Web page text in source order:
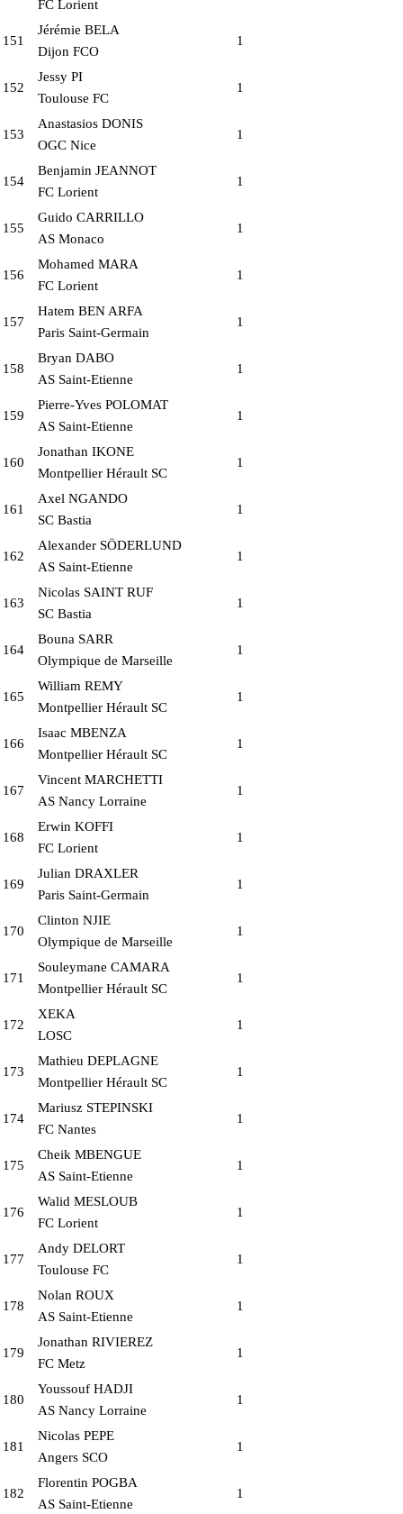
FC Lorient
151
Jérémie BELA
Dijon FCO
1
152
Jessy PI
Toulouse FC
1
153
Anastasios DONIS
OGC Nice
1
154
Benjamin JEANNOT
FC Lorient
1
155
Guido CARRILLO
AS Monaco
1
156
Mohamed MARA
FC Lorient
1
157
Hatem BEN ARFA
Paris Saint-Germain
1
158
Bryan DABO
AS Saint-Etienne
1
159
Pierre-Yves POLOMAT
AS Saint-Etienne
1
160
Jonathan IKONE
Montpellier Hérault SC
1
161
Axel NGANDO
SC Bastia
1
162
Alexander SÖDERLUND
AS Saint-Etienne
1
163
Nicolas SAINT RUF
SC Bastia
1
164
Bouna SARR
Olympique de Marseille
1
165
William REMY
Montpellier Hérault SC
1
166
Isaac MBENZA
Montpellier Hérault SC
1
167
Vincent MARCHETTI
AS Nancy Lorraine
1
168
Erwin KOFFI
FC Lorient
1
169
Julian DRAXLER
Paris Saint-Germain
1
170
Clinton NJIE
Olympique de Marseille
1
171
Souleymane CAMARA
Montpellier Hérault SC
1
172
XEKA
LOSC
1
173
Mathieu DEPLAGNE
Montpellier Hérault SC
1
174
Mariusz STEPINSKI
FC Nantes
1
175
Cheik MBENGUE
AS Saint-Etienne
1
176
Walid MESLOUB
FC Lorient
1
177
Andy DELORT
Toulouse FC
1
178
Nolan ROUX
AS Saint-Etienne
1
179
Jonathan RIVIEREZ
FC Metz
1
180
Youssouf HADJI
AS Nancy Lorraine
1
181
Nicolas PEPE
Angers SCO
1
182
Florentin POGBA
AS Saint-Etienne
1